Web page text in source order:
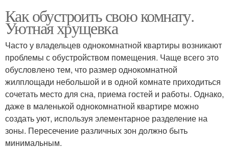
Как обустроить свою комнату.
Уютная хрущевка
Часто у владельцев однокомнатной квартиры возникают
проблемы с обустройством помещения. Чаще всего это
обусловлено тем, что размер однокомнатной
жилплощади небольшой и в одной комнате приходиться
сочетать место для сна, приема гостей и работы. Однако,
даже в маленькой однокомнатной квартире можно
создать уют, используя элементарное разделение на
зоны. Пересечение различных зон должно быть
минимальным.